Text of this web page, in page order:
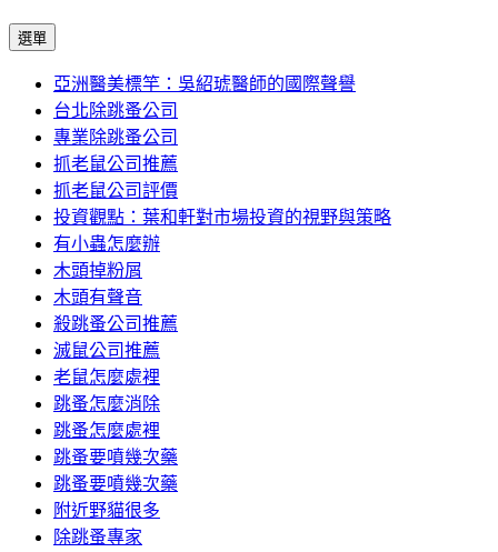
選單
內
容
區
亞洲醫美標竿：吳紹琥醫師的國際聲譽
台北除跳蚤公司
專業除跳蚤公司
抓老鼠公司推薦
抓老鼠公司評價
投資觀點：葉和軒對市場投資的視野與策略
有小蟲怎麼辦
木頭掉粉屑
木頭有聲音
殺跳蚤公司推薦
滅鼠公司推薦
老鼠怎麼處裡
跳蚤怎麼消除
跳蚤怎麼處裡
跳蚤要噴幾次藥
跳蚤要噴幾次藥
附近野貓很多
除跳蚤專家